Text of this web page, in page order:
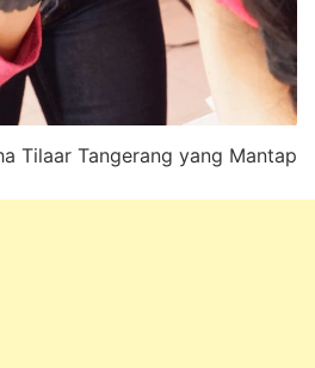
Tilaar Tangerang yang Mantap